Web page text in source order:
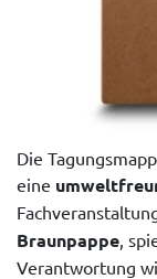
Die
eine
Braunpappe ,
Verantwortung